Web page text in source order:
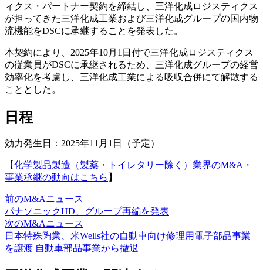
ィクス・パートナー契約を締結し、三洋化成ロジスティクス
が担ってきた三洋化成工業および三洋化成グループの国内物
流機能をDSCに承継することを発表した。
本契約により、2025年10月1日付で三洋化成ロジスティクス
の従業員がDSCに承継されるため、三洋化成グループの経営
効率化を考慮し、三洋化成工業による吸収合併にて解散する
こととした。
日程
効力発生日：2025年11月1日（予定）
【化学製品製造（製薬・トイレタリー除く）業界のM&A・
事業承継の動向はこちら 】
前のM&Aニュース
パナソニックHD、グループ再編を発表
次のM&Aニュース
日本特殊陶業、米Wells社の自動車向け修理用電子部品事業
を譲渡 自動車部品事業から撤退